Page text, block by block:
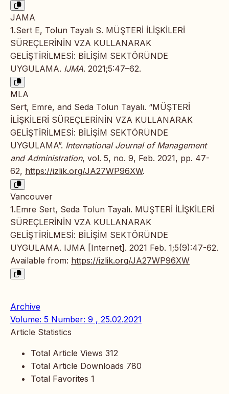
JAMA
1.Sert E, Tolun Tayalı S. MÜŞTERİ İLİŞKİLERİ
SÜREÇLERİNİN VZA KULLANARAK
GELİŞTİRİLMESİ: BİLİŞİM SEKTÖRÜNDE
UYGULAMA. IJMA. 2021;5:47–62.
MLA
Sert, Emre, and Seda Tolun Tayalı. “MÜŞTERİ
İLİŞKİLERİ SÜREÇLERİNİN VZA KULLANARAK
GELİŞTİRİLMESİ: BİLİŞİM SEKTÖRÜNDE
UYGULAMA”. International Journal of Management
and Administration, vol. 5, no. 9, Feb. 2021, pp. 47-
62, https://izlik.org/JA27WP96XW.
Vancouver
1.Emre Sert, Seda Tolun Tayalı. MÜŞTERİ İLİŞKİLERİ
SÜREÇLERİNİN VZA KULLANARAK
GELİŞTİRİLMESİ: BİLİŞİM SEKTÖRÜNDE
UYGULAMA. IJMA [Internet]. 2021 Feb. 1;5(9):47-62.
Available from: https://izlik.org/JA27WP96XW
Archive
Volume: 5 Number: 9 , 25.02.2021
Article Statistics
Total Article Views 312
Total Article Downloads 780
Total Favorites 1